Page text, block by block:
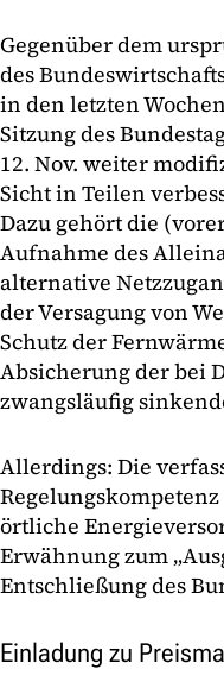
Gegenüber dem
des
in den letzten
Sitzung des
12. Nov. weiter
Sicht in Teilen
Dazu gehört die
Aufnahme des
alternative
der Versagung von
Schutz der
Absicherung der bei
zwangsläufig
Allerdings: Die
örtliche
Erwähnung zum
Entschließung des
Einladung zu